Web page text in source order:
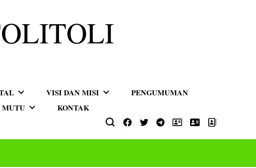
VISI DAN MISI
PENGUMUMAN
MUTU KONTAK